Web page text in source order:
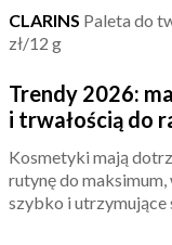
CLARINS Paleta do
zł/12 g
Trendy 2026:
i trwałością do
Kosmetyki mają
rutynę do
szybko i utrzymujące